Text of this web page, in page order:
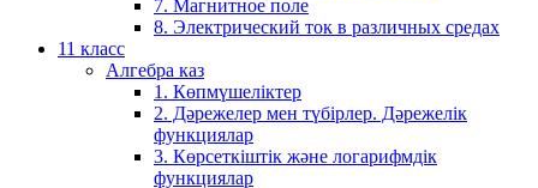
7. Магнитное поле
8. Электрический ток в различных средах
11 класс
Алгебра каз
1. Көпмүшеліктер
2. Дәрежелер мен түбірлер. Дәрежелік
функциялар
3. Көрсеткіштік және логарифмдік
функциялар